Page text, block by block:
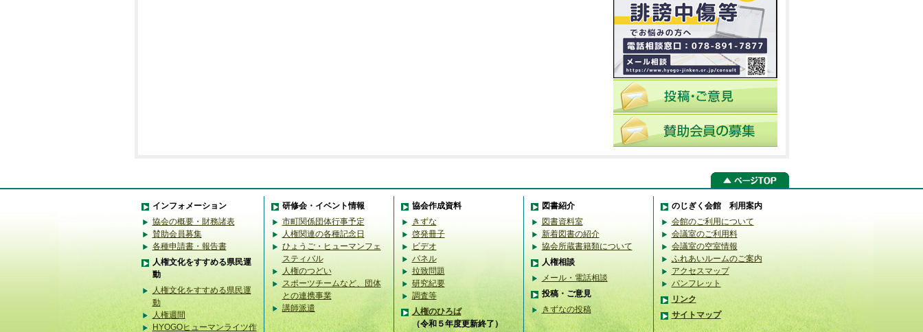
インフォメーション
協会の概要・財務諸表
賛助会員募集
各種申請書・報告書
人権文化をすすめる県民運
動
人権文化をすすめる県民運
動
人権週間
HYOGOヒューマンライツ作
研修会・イベント情報
市町関係団体行事予定
人権関連の各種記念日
ひょうご・ヒューマンフェ
スティバル
人権のつどい
スポーツチームなど、団体
との連携事業
講師派遣
協会作成資料
きずな
啓発冊子
ビデオ
パネル
拉致問題
研究紀要
調査等
人権のひろば
（令和５年度更新終了）
図書紹介
図書資料室
新着図書の紹介
協会所蔵書籍類について
人権相談
メール・電話相談
投稿・ご意見
きずなの投稿
のじぎく会館 利用案内
会館のご利用について
会議室のご利用料
会議室の空室情報
ふれあいルームのご案内
アクセスマップ
パンフレット
リンク
サイトマップ